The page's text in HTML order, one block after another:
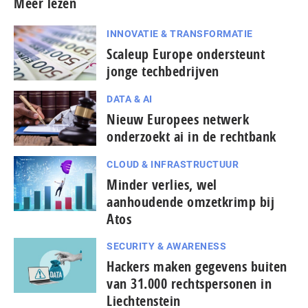
INNOVATIE & TRANSFORMATIE
Scaleup Europe ondersteunt
jonge techbedrijven
DATA & AI
Nieuw Europees netwerk
onderzoekt ai in de rechtbank
CLOUD & INFRASTRUCTUUR
Minder verlies, wel
aanhoudende omzetkrimp bij
Atos
SECURITY & AWARENESS
Hackers maken gegevens buiten
van 31.000 rechtspersonen in
Liechtenstein